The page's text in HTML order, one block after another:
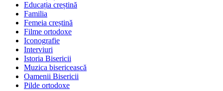
Educația creștină
Familia
Femeia creștină
Filme ortodoxe
Iconografie
Interviuri
Istoria Bisericii
Muzica bisericească
Oamenii Bisericii
Pilde ortodoxe